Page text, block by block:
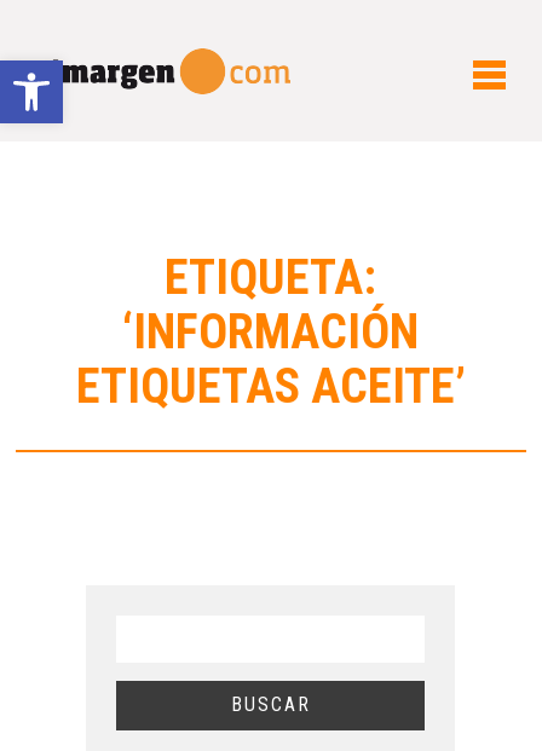
Abrir barra de herramientas
ETIQUETA:
‘INFORMACIÓN
ETIQUETAS ACEITE’